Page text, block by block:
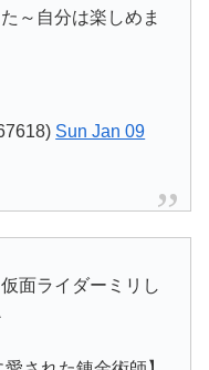
～自分は楽しめま
Sun Jan 09
面ライダーミリし